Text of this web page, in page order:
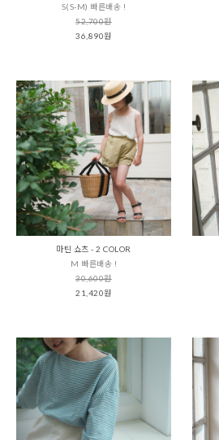
S(S-M) 빠른배송 !
52,700원
36,890원
마틴 쇼츠 - 2 COLOR
M 빠른배송 !
30,600원
21,420원